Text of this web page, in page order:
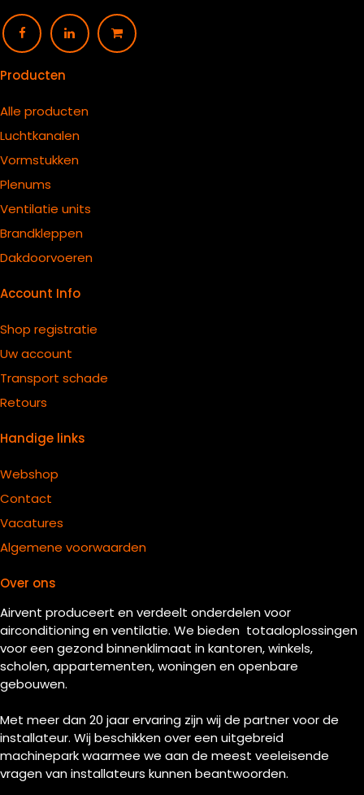
Producten
Alle producten
Luchtkanalen
Vormstukken
Plenums
Ventilatie units
Brandkleppen
Dakdoorvoeren
Account Info
Shop registratie
Uw account
Transport schade
Retours
Handige links
Webshop
Contact
Vacatures
Algemene voorwaarden
Over ons
Airvent produceert en verdeelt onderdelen voor
airconditioning en ventilatie. We bieden totaaloplossingen
voor een gezond binnenklimaat in kantoren, winkels,
scholen, appartementen, woningen en openbare
gebouwen.
Met meer dan 20 jaar ervaring zijn wij de partner voor de
installateur. Wij beschikken over een uitgebreid
machinepark waarmee we aan de meest veeleisende
vragen van installateurs kunnen beantwoorden.